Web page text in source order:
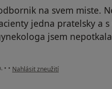
na svem miste.
jedna pratelsky a
jsem
• • podle názoru uživatele Váš účet byl
Nahlásit zneužití